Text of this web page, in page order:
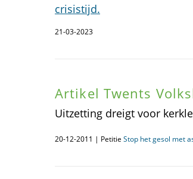
crisistijd.
21-03-2023
Artikel Twents
Uitzetting dreigt voor
20-12-2011 | Petitie Stop het gesol met